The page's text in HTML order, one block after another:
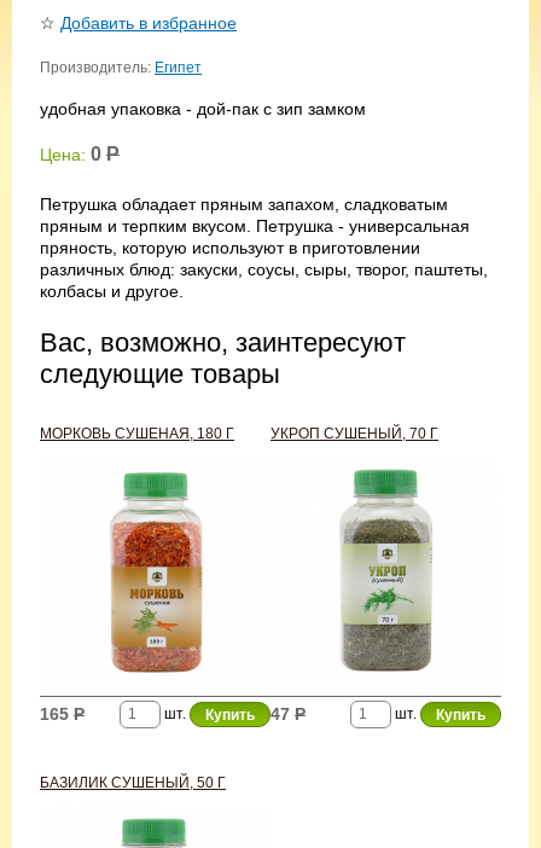
☆ Добавить в избранное
Производитель: Египет
удобная упаковка - дой-пак с зип замком
Цена: 0 Р
Петрушка обладает пряным запахом, сладковатым
пряным и терпким вкусом. Петрушка - универсальная
пряность, которую используют в приготовлении
различных блюд: закуски, соусы, сыры, творог, паштеты,
колбасы и другое.
Вас, возможно, заинтересуют
следующие товары
МОРКОВЬ СУШЕНАЯ, 180 Г
шт.
165 Р
УКРОП СУШЕНЫЙ, 70 Г
шт.
47 Р
БАЗИЛИК СУШЕНЫЙ, 50 Г